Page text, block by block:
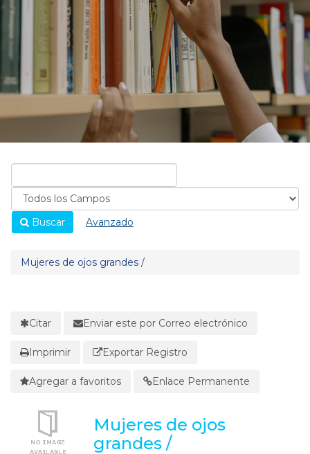
Buscar Avanzado
Mujeres de ojos grandes /
Citar Enviar este por Correo electrónico
Imprimir Exportar Registro
Agregar a favoritos Enlace Permanente
Mujeres de ojos
grandes /